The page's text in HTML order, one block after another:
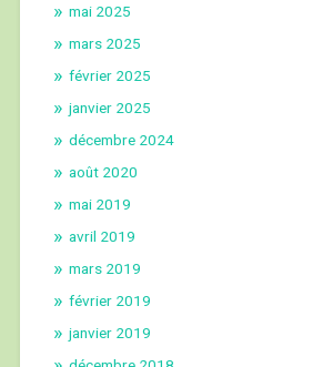
mai 2025
mars 2025
février 2025
janvier 2025
décembre 2024
août 2020
mai 2019
avril 2019
mars 2019
février 2019
janvier 2019